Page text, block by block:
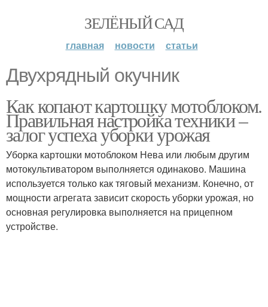
ЗЕЛЁНЫЙ САД
главная новости статьи
Двухрядный окучник
Как копают картошку мотоблоком.
Правильная настройка техники –
залог успеха уборки урожая
Уборка картошки мотоблоком Нева или любым другим
мотокультиватором выполняется одинаково. Машина
используется только как тяговый механизм. Конечно, от
мощности агрегата зависит скорость уборки урожая, но
основная регулировка выполняется на прицепном
устройстве.